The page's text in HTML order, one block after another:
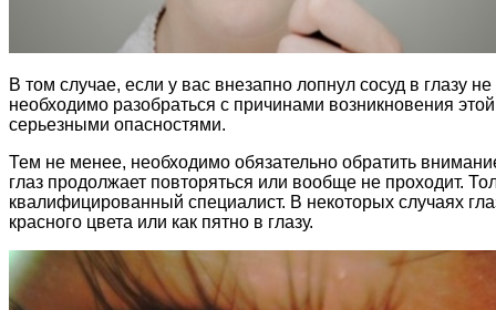
В том случае, если у вас внезапно лопнул сосуд в глазу
необходимо разобраться с причинами возникновения
серьезными опасностями.
Тем не менее, необходимо обязательно обратить
глаз продолжает повторяться или вообще не проходит.
квалифицированный специалист. В некоторых случаях
красного цвета или как пятно в глазу.